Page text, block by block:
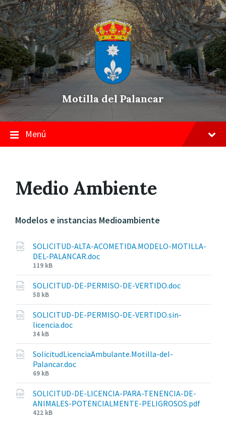
Skip
to
content
Saltar
a
la
navegación
principal
Saltar
a
pie
de
página
Motilla del Palancar
Menú
Medio Ambiente
Modelos e instancias Medioambiente
SOLICITUD-ALTA-ACOMETIDA.MODELO-MOTILLA-
DEL-PALANCAR.doc
F
i
l
e
s
i
z
e
:
119 kB
SOLICITUD-DE-PERMISO-DE-VERTIDO.doc
F
i
l
e
s
i
z
e
:
58 kB
SOLICITUD-DE-PERMISO-DE-VERTIDO.sin-
licencia.doc
F
i
l
e
s
i
z
e
:
34 kB
SolicitudLicenciaAmbulante.Motilla-del-
Palancar.doc
F
i
l
e
s
69 kB
SOLICITUD-DE-LICENCIA-PARA-TENENCIA-DE-
ANIMALES-POTENCIALMENTE-PELIGROSOS.pdf
F
422 kB